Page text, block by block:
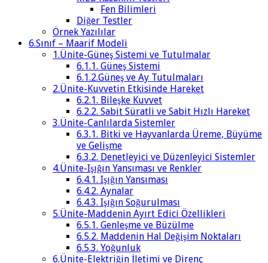
Fen Bilimleri
Diğer Testler
Örnek Yazılılar
6.Sınıf – Maarif Modeli
1.Ünite-Güneş Sistemi ve Tutulmalar
6.1.1. Güneş Sistemi
6.1.2.Güneş ve Ay Tutulmaları
2.Ünite-Kuvvetin Etkisinde Hareket
6.2.1. Bileşke Kuvvet
6.2.2. Sabit Süratli ve Sabit Hızlı Hareket
3.Ünite-Canlılarda Sistemler
6.3.1. Bitki ve Hayvanlarda Üreme, Büyüme
ve Gelişme
6.3.2. Denetleyici ve Düzenleyici Sistemler
4.Ünite-Işığın Yansıması ve Renkler
6.4.1. Işığın Yansıması
6.4.2. Aynalar
6.4.3. Işığın Soğurulması
5.Ünite-Maddenin Ayırt Edici Özellikleri
6.5.1. Genleşme ve Büzülme
6.5.2. Maddenin Hal Değişim Noktaları
6.5.3. Yoğunluk
6.Ünite-Elektriğin İletimi ve Direnç